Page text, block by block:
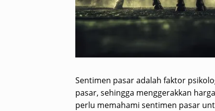
Sentimen pasar adalah faktor
pasar, sehingga menggerakkan
perlu memahami sentimen pasar